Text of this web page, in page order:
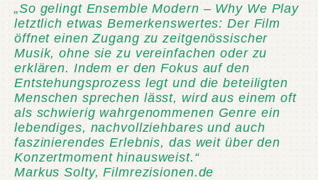
„So gelingt Ensemble Modern – Why We Play
letztlich etwas Bemerkenswertes: Der Film
öffnet einen Zugang zu zeitgenössischer
Musik, ohne sie zu vereinfachen oder zu
erklären. Indem er den Fokus auf den
Entstehungsprozess legt und die beteiligten
Menschen sprechen lässt, wird aus einem oft
als schwierig wahrgenommenen Genre ein
lebendiges, nachvollziehbares und auch
faszinierendes Erlebnis, das weit über den
Konzertmoment hinausweist.“
Markus Solty, Filmrezisionen.de